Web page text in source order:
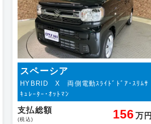
スペーシア
HYBRID X 両側電動ｽﾗｲﾄﾞﾄﾞｱ･ｽﾘﾑｻ
ｷｭﾚｰﾀｰ･ｵｯﾄﾏﾝ
支払総額
(税込) 156 万円